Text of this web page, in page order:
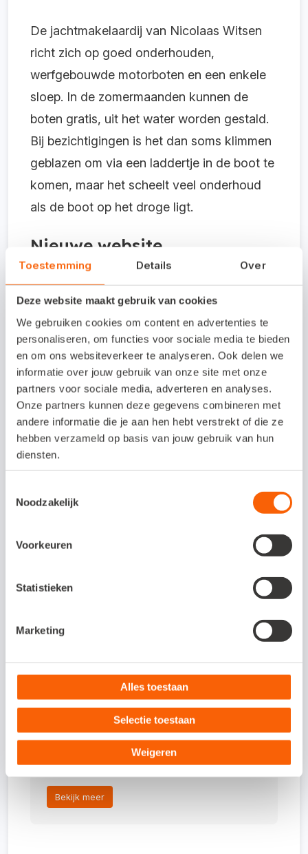
Toestemming Details Over
Deze website maakt gebruik van cookies
We gebruiken cookies om content en advertenties te
personaliseren, om functies voor sociale media te bieden
en om ons websiteverkeer te analyseren. Ook delen we
informatie over jouw gebruik van onze site met onze
partners voor sociale media, adverteren en analyses.
Onze partners kunnen deze gegevens combineren met
andere informatie die je aan hen hebt verstrekt of die ze
hebben verzameld op basis van jouw gebruik van hun
diensten.
Noodzakelijk
Voorkeuren
Statistieken
Marketing
Alles toestaan
Selectie toestaan
Weigeren
De jachtmakelaardij van Nicolaas Witsen
richt zich op goed onderhouden,
werfgebouwde motorboten en een enkele
sloep. In de zomermaanden kunnen de
boten gratis, uit het water worden gestald.
Bij bezichtigingen is het dan soms klimmen
geblazen om via een laddertje in de boot te
komen, maar het scheelt veel onderhoud
als de boot op het droge ligt.
Nieuwe website
Door de focus op kwaliteit is de
jachtmakelaardij van Nicolaas Witsen een
naam om rekening mee te houden. De
nieuwe website voor het Nautisch Centrum
is in ontwikkeling. "Hij is bijna klaar", zegt
Tinca Ooijevaar. "Op de nieuwe site is ook
meer plaats voor de makelaardij. Dan
kunnen we ons gezicht echt goed laten
zien en ons weer echt profileren in de
een eenvoudig klusje. Tijd genoeg dus om
boten de juiste te kiezen.
boekhouden?
Met Snelstart kies je zelf in hoeverre je je
administratie automatiseert. Van razendsnel
factureren en optimaal inzicht in je cijfers
tot een geautomatiseerd debiteurenbeheer
en/of voorraadbeheer. Bekijk nu welk
pakket bij jouw bedrijf past.
Bekijk meer